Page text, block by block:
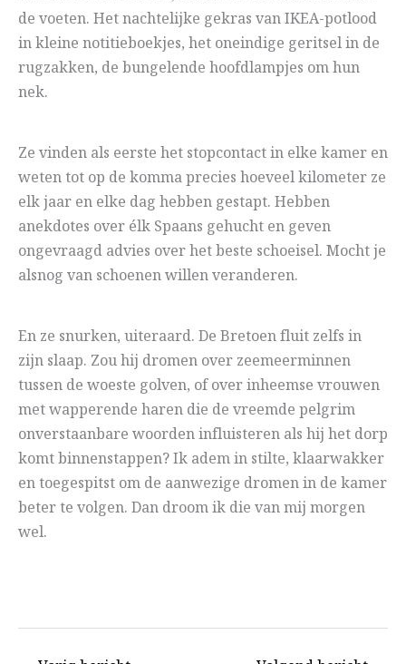
de voeten. Het nachtelijke gekras van IKEA-potlood
in kleine notitieboekjes, het oneindige geritsel in de
rugzakken, de bungelende hoofdlampjes om hun
nek.
Ze vinden als eerste het stopcontact in elke kamer en
weten tot op de komma precies hoeveel kilometer ze
elk jaar en elke dag hebben gestapt. Hebben
anekdotes over élk Spaans gehucht en geven
ongevraagd advies over het beste schoeisel. Mocht je
alsnog van schoenen willen veranderen.
En ze snurken, uiteraard. De Bretoen fluit zelfs in
zijn slaap. Zou hij dromen over zeemeerminnen
tussen de woeste golven, of over inheemse vrouwen
met wapperende haren die de vreemde pelgrim
onverstaanbare woorden influisteren als hij het dorp
komt binnenstappen? Ik adem in stilte, klaarwakker
en toegespitst om de aanwezige dromen in de kamer
beter te volgen. Dan droom ik die van mij morgen
wel.